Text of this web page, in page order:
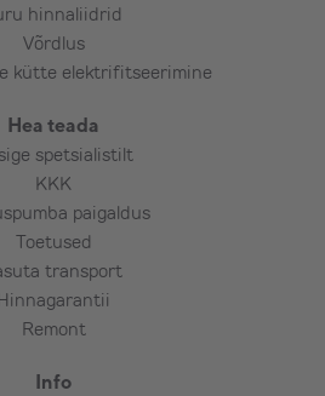
hinnaliidrid
Võrdlus
kütte elektrifitseerimine
Hea teada
spetsialistilt
KKK
paigaldus
Toetused
transport
Remont
Info